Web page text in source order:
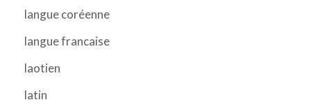
langue coréenne
langue francaise
laotien
latin